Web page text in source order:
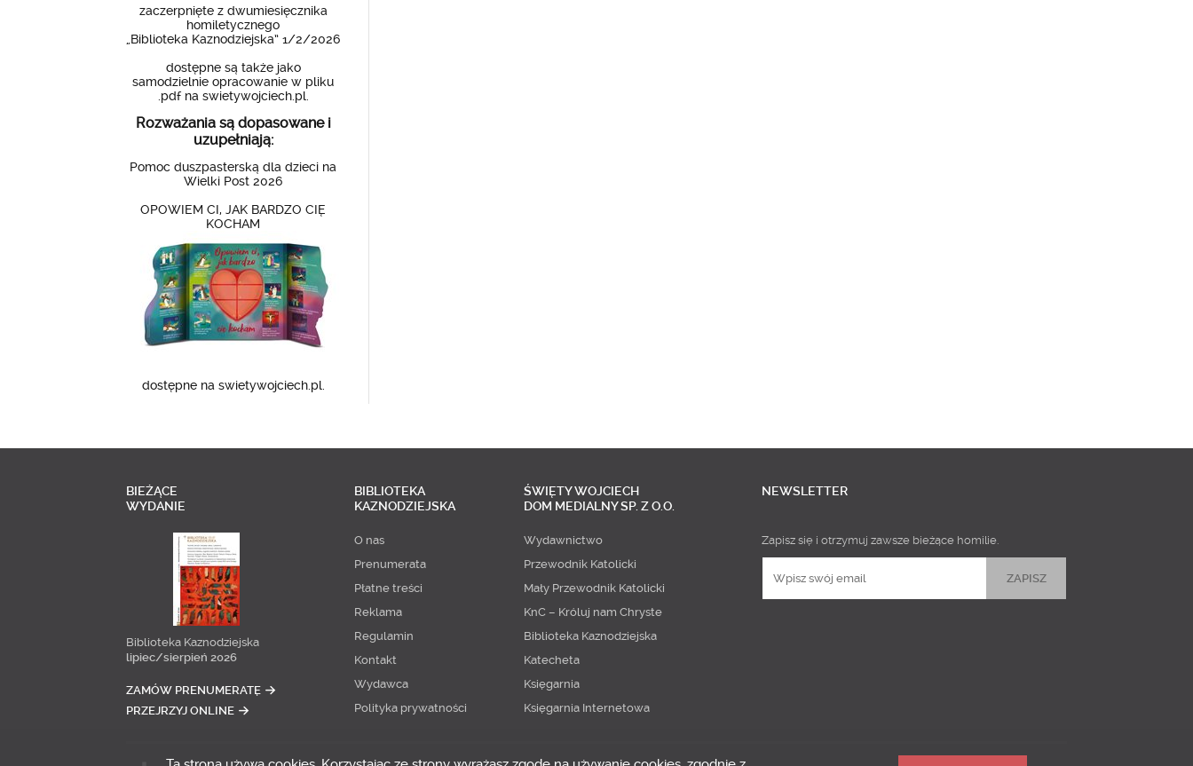
zaczerpnięte z dwumiesięcznika
homiletycznego
„Biblioteka Kaznodziejska” 1/2/2026
dostępne są także jako
samodzielnie opracowanie w pliku
.pdf na swietywojciech.pl.
Rozważania są dopasowane i
uzupełniają:
Pomoc duszpasterską dla dzieci na
Wielki Post 2026
OPOWIEM CI, JAK BARDZO CIĘ
KOCHAM
dostępne na swietywojciech.pl.
BIEŻĄCE
WYDANIE
Biblioteka Kaznodziejska
lipiec/sierpień 2026
ZAMÓW PRENUMERATĘ
PRZEJRZYJ ONLINE
BIBLIOTEKA
KAZNODZIEJSKA
O nas
Prenumerata
Płatne treści
Reklama
Regulamin
Kontakt
Wydawca
Polityka prywatności
ŚWIĘTY WOJCIECH
DOM MEDIALNY SP. Z O.O.
Wydawnictwo
Przewodnik Katolicki
Mały Przewodnik Katolicki
KnC – Króluj nam Chryste
Biblioteka Kaznodziejska
Katecheta
Księgarnia
Księgarnia Internetowa
NEWSLETTER
Zapisz się i otrzymuj zawsze bieżące homilie.